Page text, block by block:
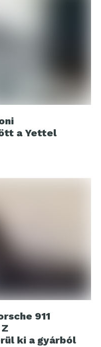
a Yettel
911
ki a gyárból